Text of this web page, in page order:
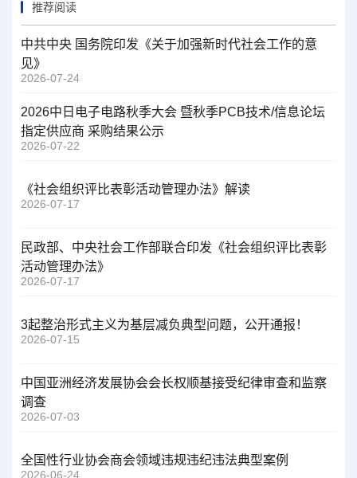
推荐阅读
中共中央 国务院印发《关于加强新时代社会工作的意
见》
2026-07-24
2026中日电子电路秋季大会 暨秋季PCB技术/信息论坛
指定供应商 采购结果公示
2026-07-22
《社会组织评比表彰活动管理办法》解读
2026-07-17
民政部、中央社会工作部联合印发《社会组织评比表彰
活动管理办法》
2026-07-17
3起整治形式主义为基层减负典型问题，公开通报！
2026-07-15
中国亚洲经济发展协会会长权顺基接受纪律审查和监察
调查
2026-07-03
全国性行业协会商会领域违规违纪违法典型案例
2026-06-24